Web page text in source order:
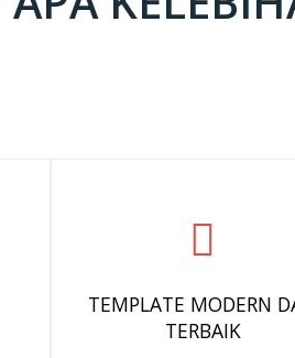
TEMPLATE MODERN
TERBAIK